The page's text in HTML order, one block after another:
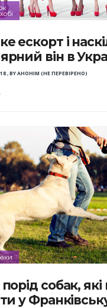
ескорт і
він в
,BYАНОНІМ (НЕ ПЕРЕВІРЕНО)
собак,
у